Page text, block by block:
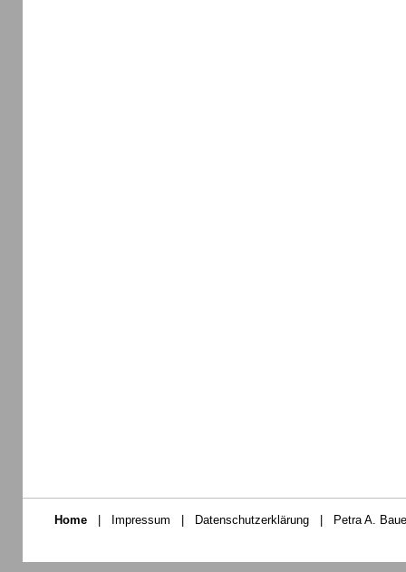
Home Impressum Datenschutzerklärung Petra A.